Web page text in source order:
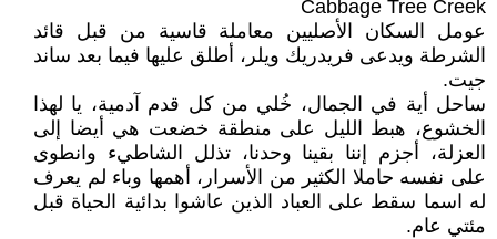
Cabbage Tree Creek
عومل السكان الأصليين معاملة قاسية من قبل قائد
الشرطة ويدعى فريدريك ويلر، أطلق عليها فيما بعد ساند
جيت.
ساحل أية في الجمال، خُلي من كل قدم آدمية، يا لهذا
الخشوع، هبط الليل على منطقة خضعت هي أيضا إلى
العزلة، أجزم إننا بقينا وحدنا، تذلل الشاطيء وانطوى
على نفسه حاملا الكثير من الأسرار، أهمها وباء لم يعرف
له اسما سقط على العباد الذين عاشوا بدائية الحياة قبل
مئتي عام.